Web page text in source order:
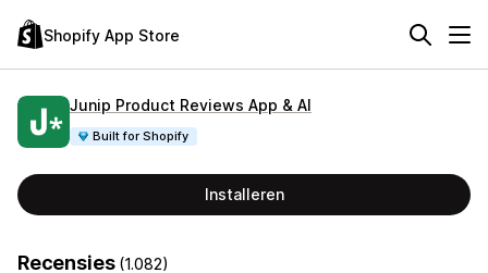
Shopify App Store
Junip Product Reviews App & AI
Built for Shopify
Installeren
Recensies (1.082)